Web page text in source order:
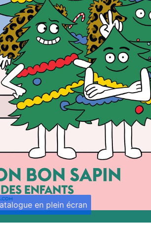
en plein écran